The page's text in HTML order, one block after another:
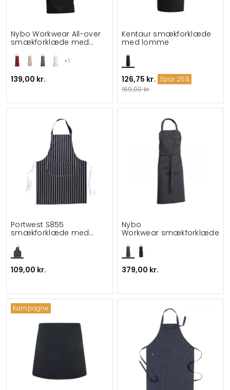
+1
Nybo Workwear All-over
smækforklæde med
139,00 kr.
Kentaur smækforklæde
med lomme
126,75 kr. Spar 25%
169,00 kr.
Portwest S855
smækforklæde med
109,00 kr.
Nybo
Workwear smækforklæde
379,00 kr.
Kampagne